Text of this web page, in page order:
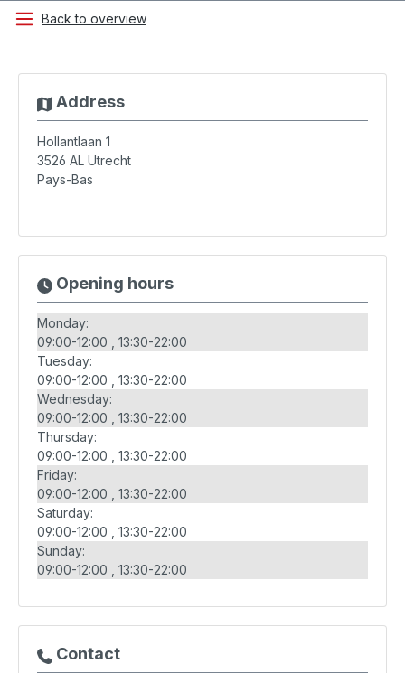
Back to overview
Address
Hollantlaan 1
3526 AL Utrecht
Pays-Bas
Opening hours
Monday:
09:00-12:00
13:30-22:00
Tuesday:
09:00-12:00
13:30-22:00
Wednesday:
09:00-12:00
13:30-22:00
Thursday:
09:00-12:00
13:30-22:00
Friday:
09:00-12:00
13:30-22:00
Saturday:
09:00-12:00
13:30-22:00
Sunday:
09:00-12:00
13:30-22:00
Contact